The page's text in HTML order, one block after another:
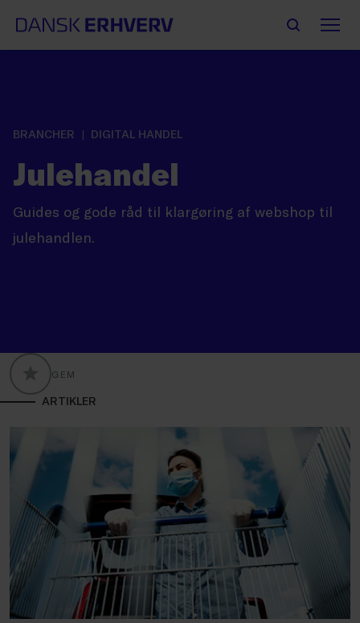
BRANCHER DIGITAL HANDEL
Julehandel
Guides og gode råd til klargøring af webshop til
julehandlen.
GEM
GLOBALLABELS::FAVORITE
ARTIKLER